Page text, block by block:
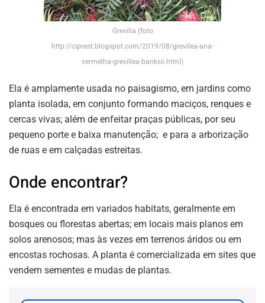
Grevília (foto
http://ciprest.blogspot.com/2019/08/grevilea-ana-
vermelha-grevillea-banksii.html)
Ela é amplamente usada no paisagismo, em jardins como
planta isolada, em conjunto formando maciços, renques e
cercas vivas; além de enfeitar praças públicas, por seu
pequeno porte e baixa manutenção; e para a arborização
de ruas e em calçadas estreitas.
Onde encontrar?
Ela é encontrada em variados habitats, geralmente em
bosques ou florestas abertas; em locais mais planos em
solos arenosos; mas às vezes em terrenos áridos ou em
encostas rochosas. A planta é comercializada em sites que
vendem sementes e mudas de plantas.